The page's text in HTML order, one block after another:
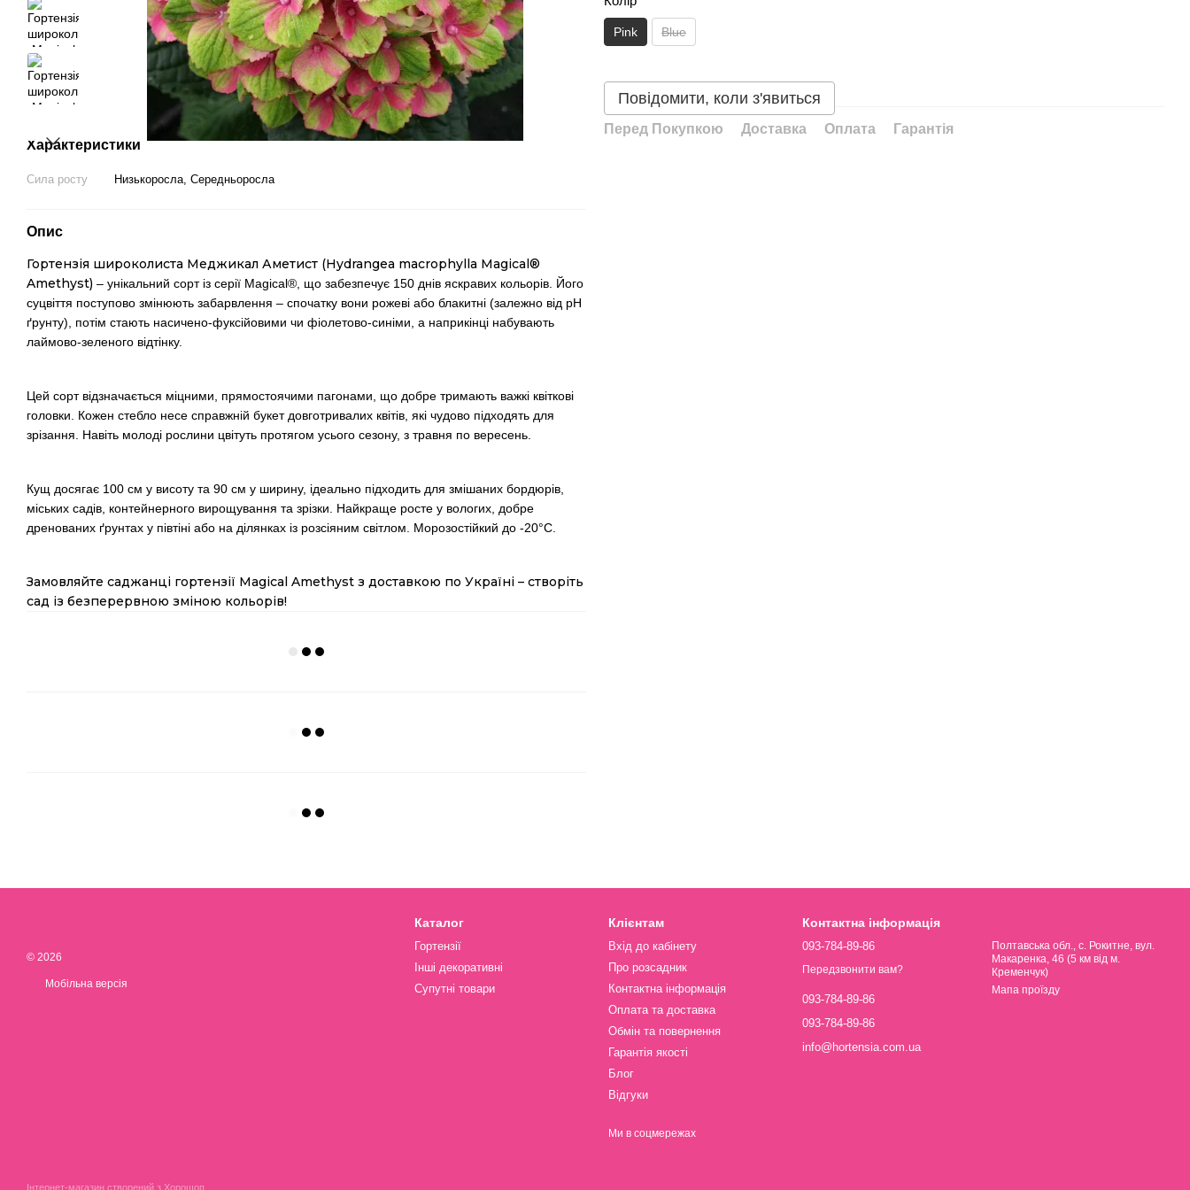
Характеристики
Сила росту Низькоросла, Середньоросла
Опис
Гортензія широколиста Меджикал Аметист (Hydrangea macrophylla Magical®
Amethyst) – унікальний сорт із серії Magical®, що забезпечує 150 днів яскравих кольорів. Його
суцвіття поступово змінюють забарвлення – спочатку вони рожеві або блакитні (залежно від pH
ґрунту), потім стають насичено-фуксійовими чи фіолетово-синіми, а наприкінці набувають
лаймово-зеленого відтінку.
Цей сорт відзначається міцними, прямостоячими пагонами, що добре тримають важкі квіткові
головки. Кожен стебло несе справжній букет довготривалих квітів, які чудово підходять для
зрізання. Навіть молоді рослини цвітуть протягом усього сезону, з травня по вересень.
Кущ досягає 100 см у висоту та 90 см у ширину, ідеально підходить для змішаних бордюрів,
міських садів, контейнерного вирощування та зрізки. Найкраще росте у вологих, добре
дренованих ґрунтах у півтіні або на ділянках із розсіяним світлом. Морозостійкий до -20°C.
Замовляйте саджанці гортензії Magical Amethyst з доставкою по Україні – створіть
сад із безперервною зміною кольорів!
Pink Blue
Повідомити, коли з'явиться
Перед Покупкою Доставка Оплата Гарантія
© 2026
Мобільна версія
Інтернет-магазин створений з Хорошоп
Каталог
Гортензії
Інші декоративні
Супутні товари
Клієнтам
Вхід до кабінету
Про розсадник
Контактна інформація
Оплата та доставка
Обмін та повернення
Гарантія якості
Блог
Відгуки
Ми в соцмережах
Контактна інформація
093-784-89-86
Передзвонити вам?
093-784-89-86
093-784-89-86
info@hortensia.com.ua
Полтавська обл., с. Рокитне, вул.
Макаренка, 46 (5 км від м.
Кременчук)
Мапа проїзду